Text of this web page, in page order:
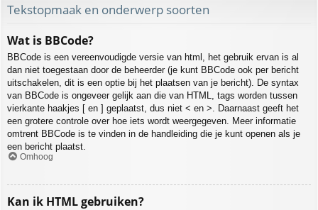
Tekstopmaak en onderwerp soorten
Wat is BBCode?
BBCode is een vereenvoudigde versie van html, het gebruik ervan is al
dan niet toegestaan door de beheerder (je kunt BBCode ook per bericht
uitschakelen, dit is een optie bij het plaatsen van je bericht). De syntax
van BBCode is ongeveer gelijk aan die van HTML, tags worden tussen
vierkante haakjes [ en ] geplaatst, dus niet < en >. Daarnaast geeft het
een grotere controle over hoe iets wordt weergegeven. Meer informatie
omtrent BBCode is te vinden in de handleiding die je kunt openen als je
een bericht plaatst.
Omhoog
Kan ik HTML gebruiken?